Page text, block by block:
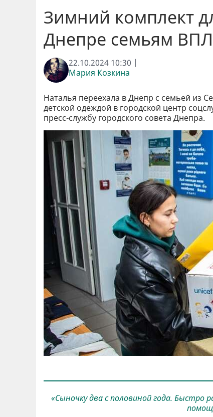
Зимний комплект
Днепре семьям
22.10.2024 10:30 |
Мария Козкина
Наталья переехала в Днепр с семьей из
детской одеждой в городской центр
пресс-службу городского совета Днепра.
«Сыночку два с половиной года.